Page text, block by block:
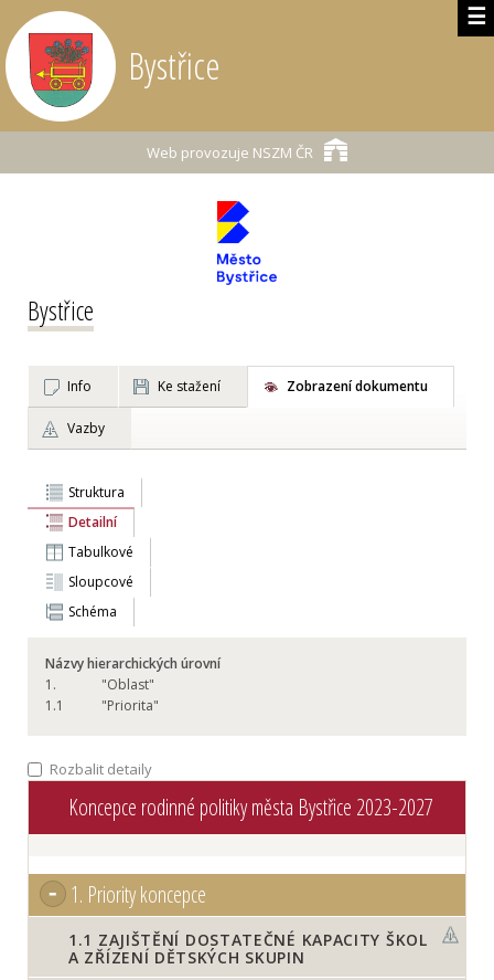
☰
Bystřice
Web provozuje NSZM ČR
Bystřice
Info Ke stažení Zobrazení dokumentu
Vazby
Struktura
Detailní
Tabulkové
Sloupcové
Schéma
Názvy hierarchických úrovní
1.
"Oblast"
1.1 "Priorita"
Rozbalit detaily
Koncepce rodinné politiky města Bystřice 2023-2027
1. Priority koncepce
1.1 ZAJIŠTĚNÍ DOSTATEČNÉ KAPACITY ŠKOL
A ZŘÍZENÍ DĚTSKÝCH SKUPIN